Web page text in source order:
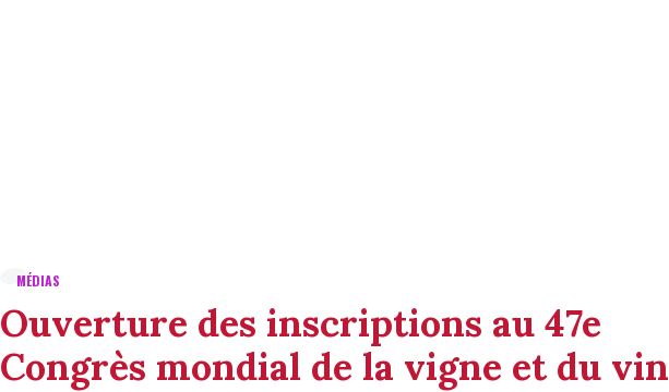
MÉDIAS
Ouverture des inscriptions au 47e
Congrès mondial de la vigne et du vin